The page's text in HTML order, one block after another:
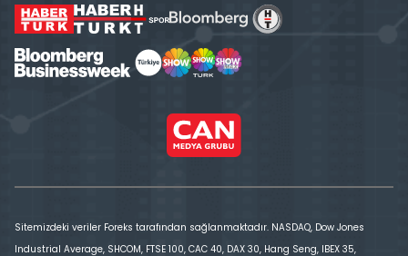
Sitemizdeki veriler Foreks tarafından sağlanmaktadır. NASDAQ, Dow Jones
Industrial Average, SHCOM, FTSE 100, CAC 40, DAX 30, Hang Seng, IBEX 35,